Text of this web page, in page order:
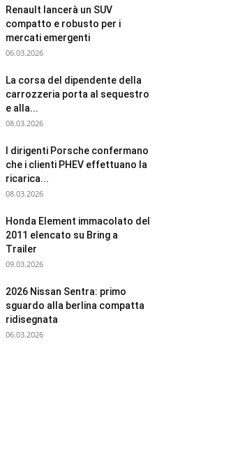
Renault lancerà un SUV
compatto e robusto per i
mercati emergenti
06.03.2026
La corsa del dipendente della
carrozzeria porta al sequestro
e alla...
08.03.2026
I dirigenti Porsche confermano
che i clienti PHEV effettuano la
ricarica...
08.03.2026
Honda Element immacolato del
2011 elencato su Bring a
Trailer
09.03.2026
2026 Nissan Sentra: primo
sguardo alla berlina compatta
ridisegnata
06.03.2026